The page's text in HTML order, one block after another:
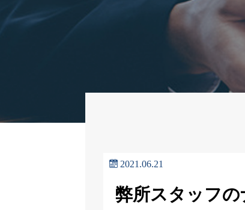
2021.06.21
弊所スタッフ